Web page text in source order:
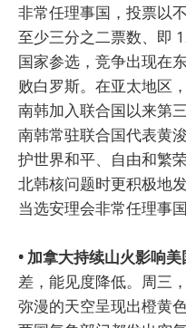
非常任理事国，投票以
至少三分之二票数、即
国家参选，竞争出现在
败白罗斯。在亚太地区
南韩加入联合国以来第
南韩常驻联合国代表黄
护世界和平、自由和繁
北韩核问题时更积极地
当选安理会非常任理事
• 加拿大持续山火影响美
差，能见度降低。周三
弥漫的天空呈现出橙黄